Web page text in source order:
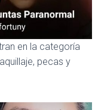
en la categoría
pecas y